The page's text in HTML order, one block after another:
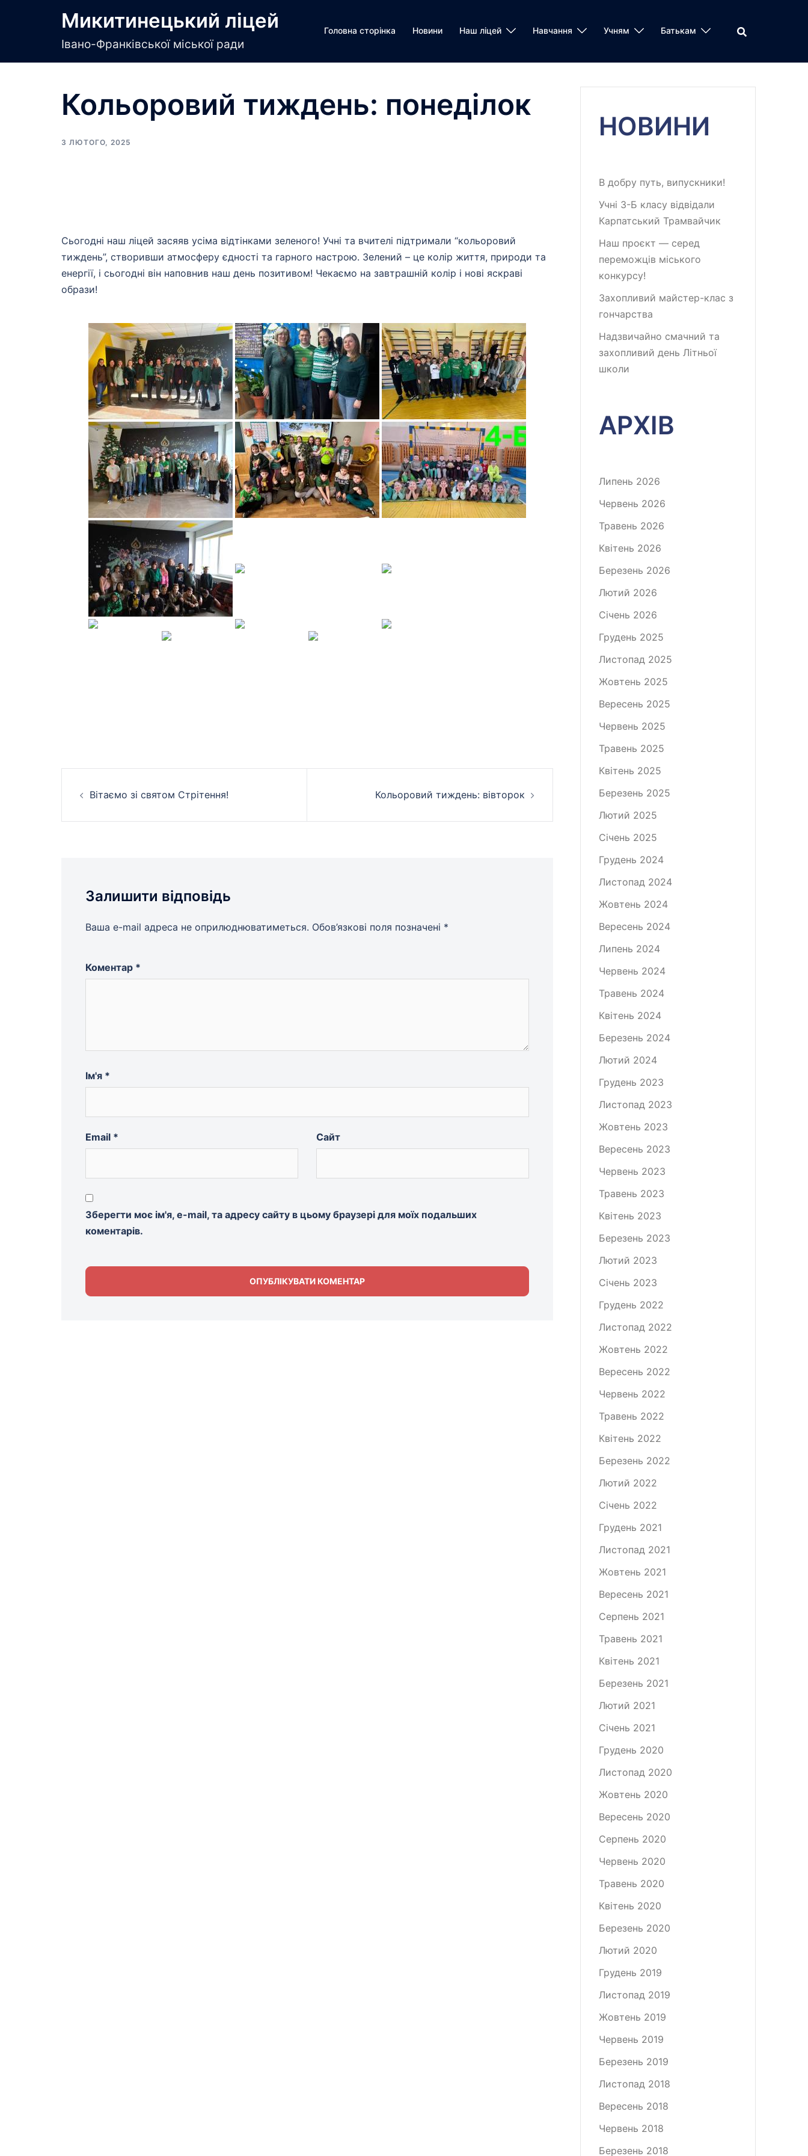
Микитинецький ліцей
Івано-Франківської міської ради
Головна сторінка Новини Наш ліцей Навчання Учням Батькам
Кольоровий тиждень: понеділок
3 ЛЮТОГО, 2025
Сьогодні наш ліцей засяяв усіма відтінками зеленого! Учні та вчителі підтримали “кольоровий
тиждень”, створивши атмосферу єдності та гарного настрою. Зелений – це колір життя, природи та
енергії, і сьогодні він наповнив наш день позитивом! Чекаємо на завтрашній колір і нові яскраві
образи!
Вітаємо зі святом Стрітення! Кольоровий тиждень: вівторок
Залишити відповідь
Ваша e-mail адреса не оприлюднюватиметься. Обов’язкові поля позначені *
Коментар *
Ім'я *
Email * Сайт
Зберегти моє ім'я, e-mail, та адресу сайту в цьому браузері для моїх подальших
коментарів.
НОВИНИ
В добру путь, випускники!
Учні 3-Б класу відвідали
Карпатський Трамвайчик
Наш проєкт — серед
переможців міського
конкурсу!
Захопливий майстер-клас з
гончарства
Надзвичайно смачний та
захопливий день Літньої
школи
АРХІВ
Липень 2026
Червень 2026
Травень 2026
Квітень 2026
Березень 2026
Лютий 2026
Січень 2026
Грудень 2025
Листопад 2025
Жовтень 2025
Вересень 2025
Червень 2025
Травень 2025
Квітень 2025
Березень 2025
Лютий 2025
Січень 2025
Грудень 2024
Листопад 2024
Жовтень 2024
Вересень 2024
Липень 2024
Червень 2024
Травень 2024
Квітень 2024
Березень 2024
Лютий 2024
Грудень 2023
Листопад 2023
Жовтень 2023
Вересень 2023
Червень 2023
Травень 2023
Квітень 2023
Березень 2023
Лютий 2023
Січень 2023
Грудень 2022
Листопад 2022
Жовтень 2022
Вересень 2022
Червень 2022
Травень 2022
Квітень 2022
Березень 2022
Лютий 2022
Січень 2022
Грудень 2021
Листопад 2021
Жовтень 2021
Вересень 2021
Серпень 2021
Травень 2021
Квітень 2021
Березень 2021
Лютий 2021
Січень 2021
Грудень 2020
Листопад 2020
Жовтень 2020
Вересень 2020
Серпень 2020
Червень 2020
Травень 2020
Квітень 2020
Березень 2020
Лютий 2020
Грудень 2019
Листопад 2019
Жовтень 2019
Червень 2019
Березень 2019
Листопад 2018
Вересень 2018
Червень 2018
Березень 2018